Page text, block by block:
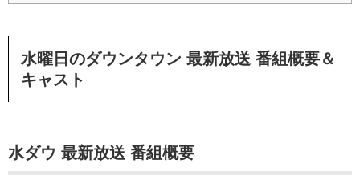
水曜日のダウンタウン 最新放送 番組概要＆
キャスト
水ダウ 最新放送 番組概要